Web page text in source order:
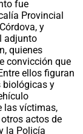
fue
Provincial
y
adjunto
quienes
convicción que
ellos figuran
biológicas y
las víctimas,
actos de
la Policía